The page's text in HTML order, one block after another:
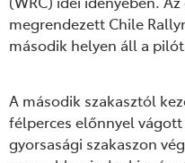
megrendezett Chile
második helyen áll a
A második szakasztól
félperces előnnyel
gyorsasági szakaszon